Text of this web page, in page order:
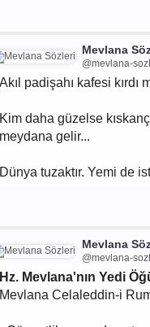
Mevlana
@mevlana-
Akıl padişahı kafesi kırdı
Kim daha güzelse
meydana gelir...
Dünya tuzaktır. Yemi de
Mevlana
@mevlana-
Hz. Mevlana'nın Yedi
Mevlana Celaleddin-i